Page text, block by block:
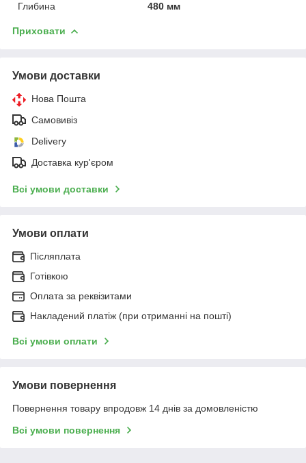
Глибина
480 мм
Приховати
Умови доставки
Нова Пошта
Самовивіз
Delivery
Доставка кур'єром
Всі умови доставки
Умови оплати
Післяплата
Готівкою
Оплата за реквізитами
Накладений платіж (при отриманні на пошті)
Всі умови оплати
Умови повернення
Повернення товару впродовж 14 днів за домовленістю
Всі умови повернення